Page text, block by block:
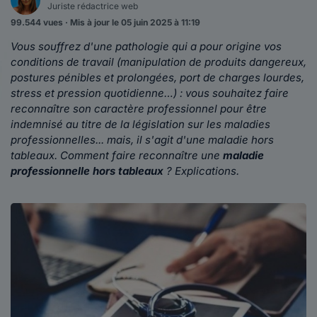
Juriste rédactrice web
99.544 vues · Mis à jour le 05 juin 2025 à 11:19
Vous souffrez d'une pathologie qui a pour origine vos
conditions de travail (manipulation de produits dangereux,
postures pénibles et prolongées, port de charges lourdes,
stress et pression quotidienne…) : vous souhaitez faire
reconnaître son caractère professionnel pour être
indemnisé au titre de la législation sur les maladies
professionnelles... mais, il s'agit d'une maladie hors
tableaux. Comment faire reconnaître une maladie
professionnelle hors tableaux ? Explications.